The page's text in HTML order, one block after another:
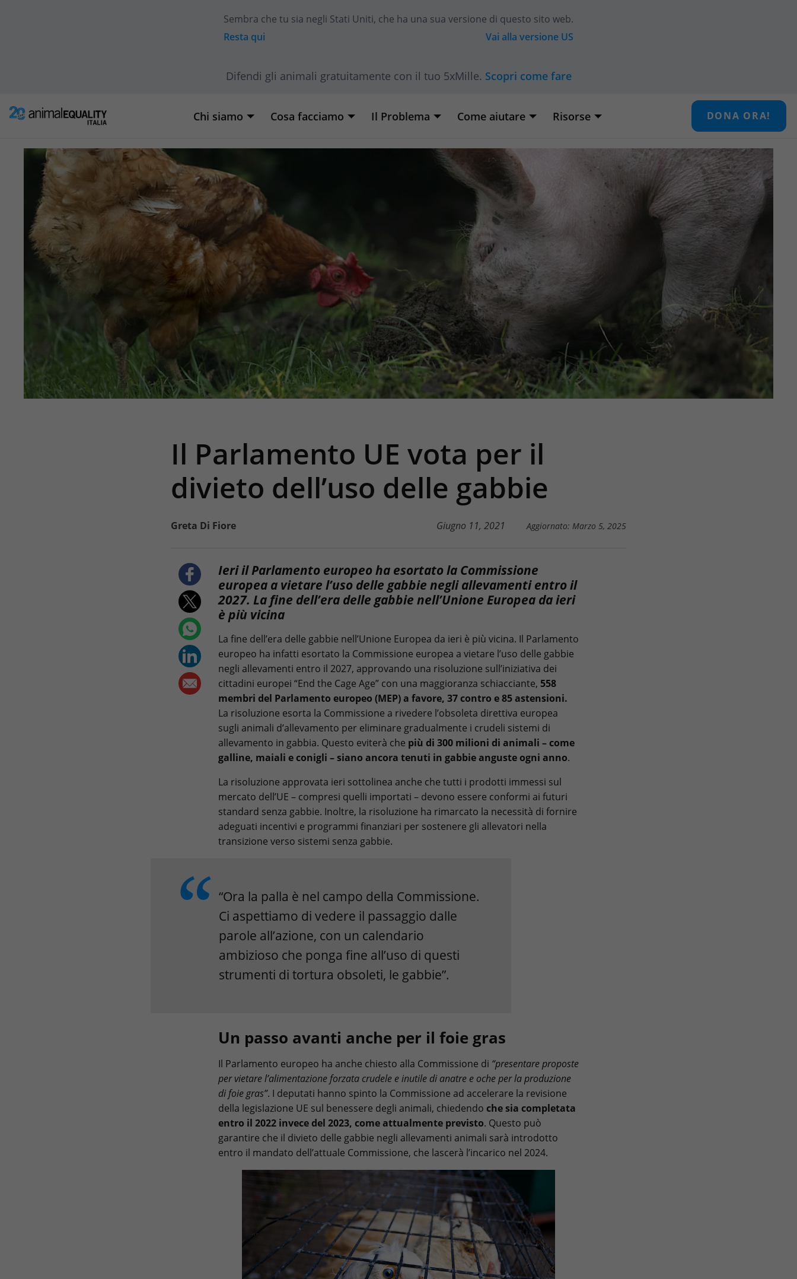
Sembra che tu sia negli Stati Uniti, che ha una sua versione di questo sito web.
Resta qui
Vai alla versione US
Difendi gli animali gratuitamente con il tuo 5xMille. Scopri come fare
Chi siamo Cosa facciamo Il Problema Come aiutare Risorse DONA ORA!
Il Parlamento UE vota per il
divieto dell’uso delle gabbie
Greta Di Fiore Giugno 11, 2021 Aggiornato: Marzo 5, 2025
Ieri il Parlamento europeo ha esortato la Commissione
europea a vietare l’uso delle gabbie negli allevamenti entro il
2027. La fine dell’era delle gabbie nell’Unione Europea da ieri
è più vicina
La fine dell’era delle gabbie nell’Unione Europea da ieri è più vicina. Il Parlamento
europeo ha infatti esortato la Commissione europea a vietare l’uso delle gabbie
negli allevamenti entro il 2027, approvando una risoluzione sull’iniziativa dei
cittadini europei “End the Cage Age” con una maggioranza schiacciante, 558
membri del Parlamento europeo (MEP) a favore, 37 contro e 85 astensioni.
La risoluzione esorta la Commissione a rivedere l’obsoleta direttiva europea
sugli animali d’allevamento per eliminare gradualmente i crudeli sistemi di
allevamento in gabbia. Questo eviterà che più di 300 milioni di animali – come
galline, maiali e conigli – siano ancora tenuti in gabbie anguste ogni anno.
La risoluzione approvata ieri sottolinea anche che tutti i prodotti immessi sul
mercato dell’UE – compresi quelli importati – devono essere conformi ai futuri
standard senza gabbie. Inoltre, la risoluzione ha rimarcato la necessità di fornire
adeguati incentivi e programmi finanziari per sostenere gli allevatori nella
transizione verso sistemi senza gabbie.
“Ora la palla è nel campo della Commissione.
Ci aspettiamo di vedere il passaggio dalle
parole all’azione, con un calendario
ambizioso che ponga fine all’uso di questi
strumenti di tortura obsoleti, le gabbie”.
Un passo avanti anche per il foie gras
Il Parlamento europeo ha anche chiesto alla Commissione di “presentare proposte
per vietare l’alimentazione forzata crudele e inutile di anatre e oche per la produzione
di foie gras”. I deputati hanno spinto la Commissione ad accelerare la revisione
della legislazione UE sul benessere degli animali, chiedendo che sia completata
entro il 2022 invece del 2023, come attualmente previsto. Questo può
garantire che il divieto delle gabbie negli allevamenti animali sarà introdotto
entro il mandato dell’attuale Commissione, che lascerà l’incarico nel 2024.